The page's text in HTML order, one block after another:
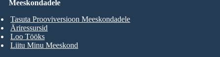
Meeskondadele
Tasuta Prooviversioon Meeskondadele
Äriressursid
Loo Tööks
Liitu Minu Meeskond